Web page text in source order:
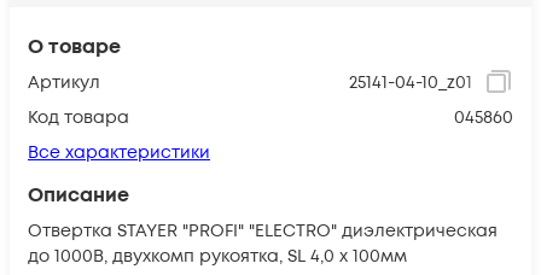
О товаре
Артикул
25141-04-10_z01
Код товара
045860
Все характеристики
Описание
Отвертка STAYER "PROFI" "ELECTRO" диэлектрическая
до 1000В, двухкомп рукоятка, SL 4,0 х 100мм